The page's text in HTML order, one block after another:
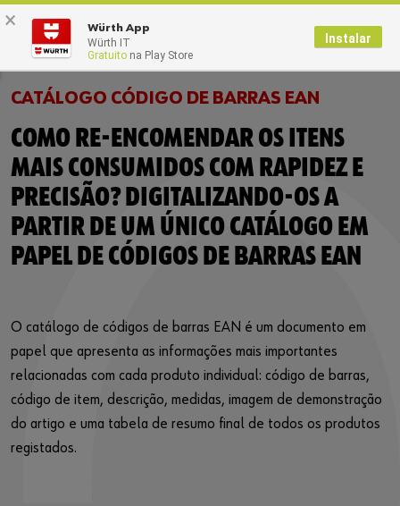
CATÁLOGO CÓDIGO DE BARRAS EAN
COMO RE-ENCOMENDAR OS ITENS
MAIS CONSUMIDOS COM RAPIDEZ E
PRECISÃO? DIGITALIZANDO-OS A
PARTIR DE UM ÚNICO CATÁLOGO EM
PAPEL DE CÓDIGOS DE BARRAS EAN
O catálogo de códigos de barras EAN é um documento em
papel que apresenta as informações mais importantes
relacionadas com cada produto individual: código de barras,
código de item, descrição, medidas, imagem de demonstração
do artigo e uma tabela de resumo final de todos os produtos
registados.
× Würth App
Würth IT
Gratuito na Play Store
Instalar